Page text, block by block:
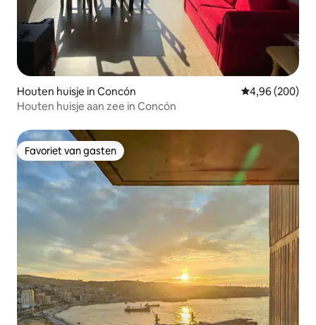
Houten huisje in Concón Gemiddelde
4,96 (200)
Houten huisje aan zee in Concón
Favoriet van gasten
Favoriet van gasten